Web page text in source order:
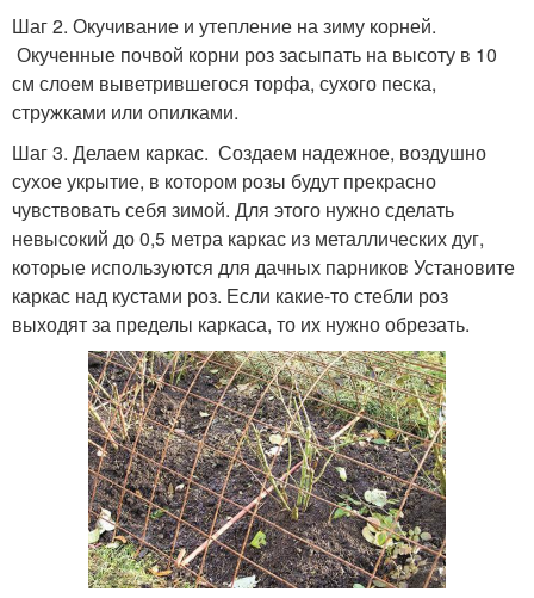
Шаг 2. Окучивание и утепление на зиму корней.
Окученные почвой корни роз засыпать на высоту в 10
см слоем выветрившегося торфа, сухого песка,
стружками или опилками.
Шаг 3. Делаем каркас. Создаем надежное, воздушно
сухое укрытие, в котором розы будут прекрасно
чувствовать себя зимой. Для этого нужно сделать
невысокий до 0,5 метра каркас из металлических дуг,
которые используются для дачных парников Установите
каркас над кустами роз. Если какие-то стебли роз
выходят за пределы каркаса, то их нужно обрезать.